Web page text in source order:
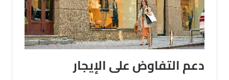
دعم التفاوض على الإيجار